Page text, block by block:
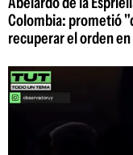
Colombia: prometió
recuperar el orden en